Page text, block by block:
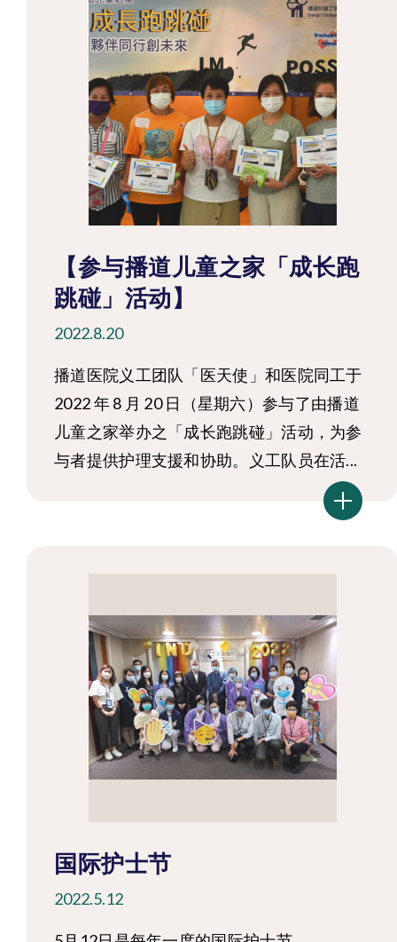
【参与播道儿童之家「成长跑
跳碰」活动】
2022.8.20
播道医院义工团队「医天使」和医院同工于
2022 年 8 月 20 日（星期六）参与了由播道
儿童之家举办之「成长跑跳碰」活动，为参
与者提供护理支援和协助。义工队员在活...
国际护士节
2022.5.12